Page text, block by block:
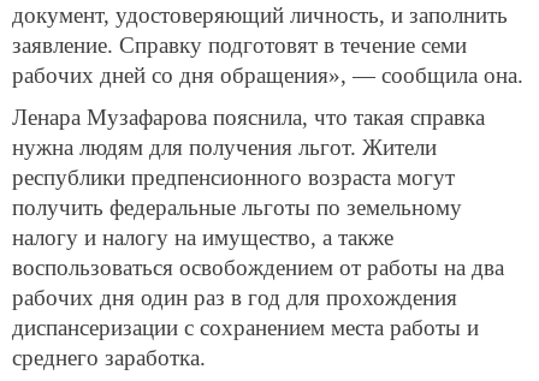
документ, удостоверяющий личность, и заполнить
заявление. Справку подготовят в течение семи
рабочих дней со дня обращения», — сообщила она.
Ленара Музафарова пояснила, что такая справка
нужна людям для получения льгот. Жители
республики предпенсионного возраста могут
получить федеральные льготы по земельному
налогу и налогу на имущество, а также
воспользоваться освобождением от работы на два
рабочих дня один раз в год для прохождения
диспансеризации с сохранением места работы и
среднего заработка.